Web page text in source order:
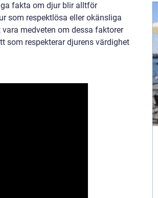
fakta om djur blir alltför
som respektlösa eller okänsliga
medveten om dessa faktorer
som respekterar djurens värdighet